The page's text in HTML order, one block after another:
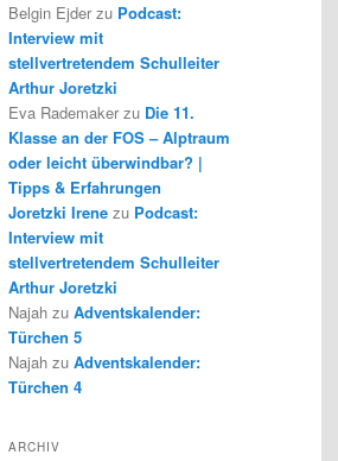
Belgin Ejder zu Podcast:
Interview mit
stellvertretendem Schulleiter
Arthur Joretzki
Eva Rademaker zu Die 11.
Klasse an der FOS – Alptraum
oder leicht überwindbar? |
Tipps & Erfahrungen
Joretzki Irene zu Podcast:
Interview mit
stellvertretendem Schulleiter
Arthur Joretzki
Najah zu Adventskalender:
Türchen 5
Najah zu Adventskalender:
Türchen 4
ARCHIV